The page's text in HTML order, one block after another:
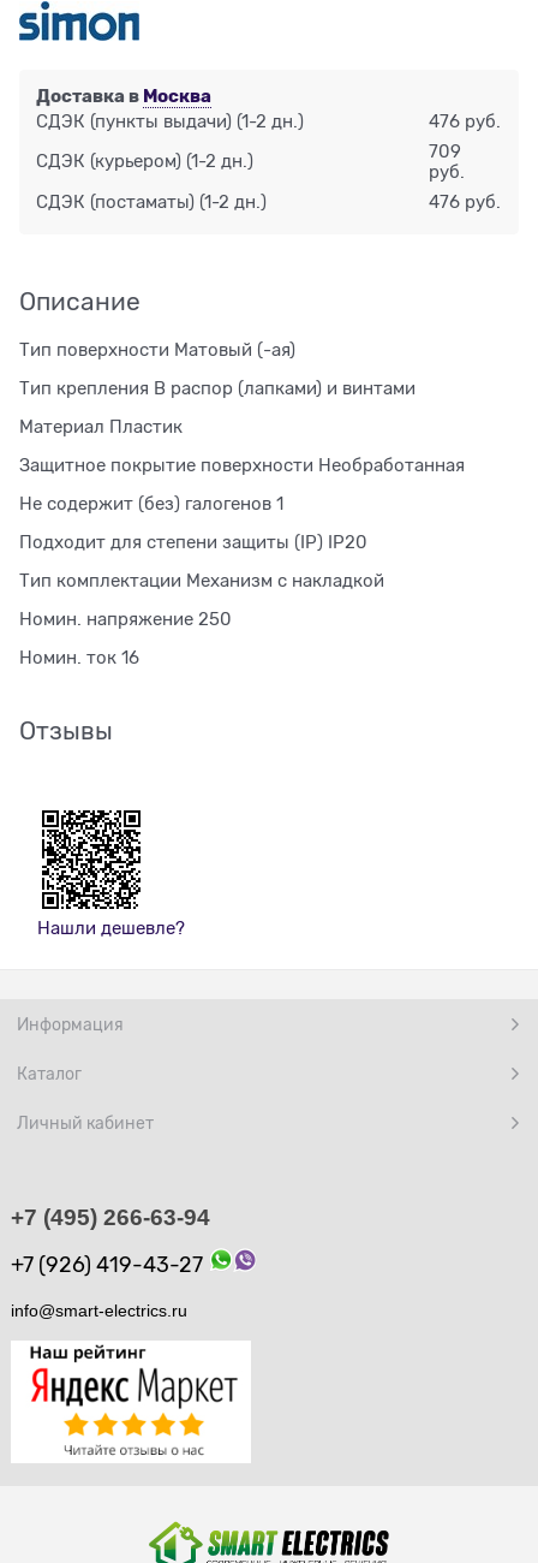
Доставка в Москва
СДЭК (пункты выдачи) (1-2 дн.) 476 руб.
СДЭК (курьером) (1-2 дн.)
709
руб.
СДЭК (постаматы) (1-2 дн.) 476 руб.
Описание
Тип поверхности Матовый (-ая)
Тип крепления В распор (лапками) и винтами
Материал Пластик
Защитное покрытие поверхности Необработанная
Не содержит (без) галогенов 1
Подходит для степени защиты (IP) IP20
Тип комплектации Механизм с накладкой
Номин. напряжение 250
Номин. ток 16
Отзывы
Нашли дешевле?
Информация
Каталог
Личный кабинет
+7 (495) 266-63-94
+7 (926) 419-43-27
info@smart-electrics.ru